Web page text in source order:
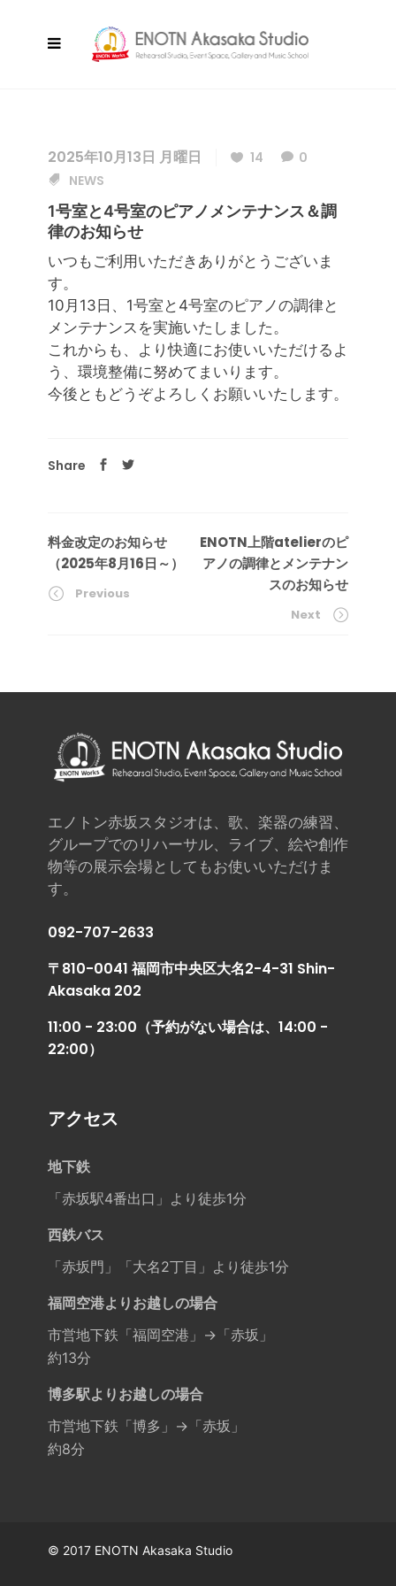
2025年10月13日 月曜日 14
0
NEWS
1号室と4号室のピアノメンテナンス＆調
律のお知らせ
いつもご利用いただきありがとうございま
す。
10月13日、1号室と4号室のピアノの調律と
メンテナンスを実施いたしました。
これからも、より快適にお使いいただけるよ
う、環境整備に努めてまいります。
今後ともどうぞよろしくお願いいたします。
Share
料金改定のお知らせ
（2025年8月16日～）
Previous
ENOTN上階atelierのピ
アノの調律とメンテナン
スのお知らせ
Next
エノトン赤坂スタジオは、歌、楽器の練習、
グループでのリハーサル、ライブ、絵や創作
物等の展示会場としてもお使いいただけま
す。
092-707-2633
〒810-0041 福岡市中央区大名2-4-31 Shin-
Akasaka 202
11:00 - 23:00（予約がない場合は、14:00 -
22:00）
アクセス
地下鉄
「赤坂駅4番出口」より徒歩1分
西鉄バス
「赤坂門」「大名2丁目」より徒歩1分
福岡空港よりお越しの場合
市営地下鉄「福岡空港」→「赤坂」
約13分
博多駅よりお越しの場合
市営地下鉄「博多」→「赤坂」
約8分
© 2017 ENOTN Akasaka Studio